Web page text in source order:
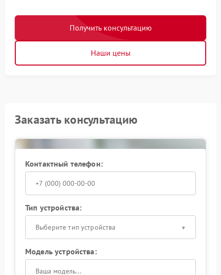
Получить консультацию
Наши цены
Заказать консультацию
Контактный телефон:
Тип устройства:
Выберите тип устройства
Модель устройства: